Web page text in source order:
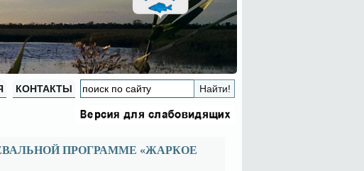
КОНТАКТЫ
ПРОГРАММЕ «ЖАРКОЕ